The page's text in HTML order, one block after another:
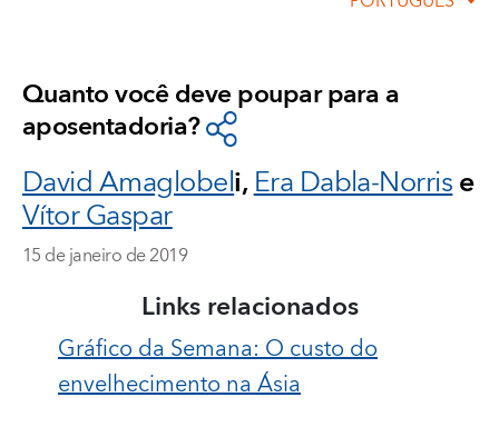
Quanto você deve poupar para a
aposentadoria?
David Amaglobeli,Era Dabla-Norrise
Vítor Gaspar
15 de janeiro de 2019
Links relacionados
Gráfico da Semana: O custo do
envelhecimento na Ásia